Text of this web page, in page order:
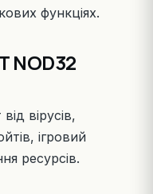
функціях.
NOD32
вірусів,
ігровий
ресурсів.